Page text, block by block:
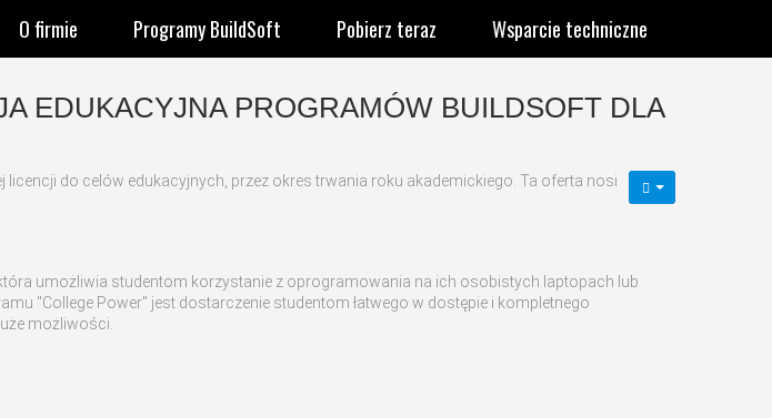
O firmie Programy BuildSoft Pobierz teraz Wsparcie techniczne
EDUKACYJNA PROGRAMÓW BUILDSOFT DLA
do celów edukacyjnych, przez okres trwania roku akademickiego. Ta oferta nosi
umożliwia studentom korzystanie z oprogramowania na ich osobistych laptopach lub
"College Power" jest dostarczenie studentom łatwego w dostępie i kompletnego
możliwości.